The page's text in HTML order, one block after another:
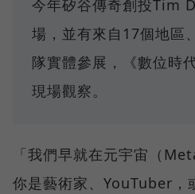
今年矽谷傳奇創投Tim
場，並有來自17個地區
隊實體參展，《數位時
現場觀察。
「我們早就在元宇宙（
你是藝術家、YouTuber，